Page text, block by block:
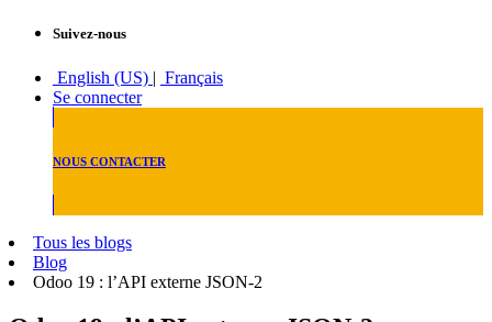
Suivez-nous
English (US) | Français
Se connecter
NOUS CONTACTER
Tous les blogs
Blog
Odoo 19 : l’API externe JSON-2